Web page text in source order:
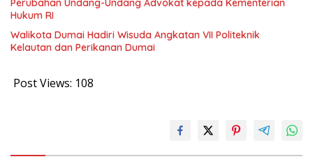
Perubahan Undang-Undang Advokat kepada Kementerian
Hukum RI
Walikota Dumai Hadiri Wisuda Angkatan VII Politeknik
Kelautan dan Perikanan Dumai
Post Views: 108